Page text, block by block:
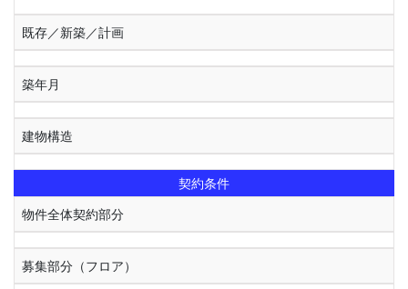
既存／新築／計画
築年月
建物構造
契約条件
物件全体契約部分
募集部分（フロア）